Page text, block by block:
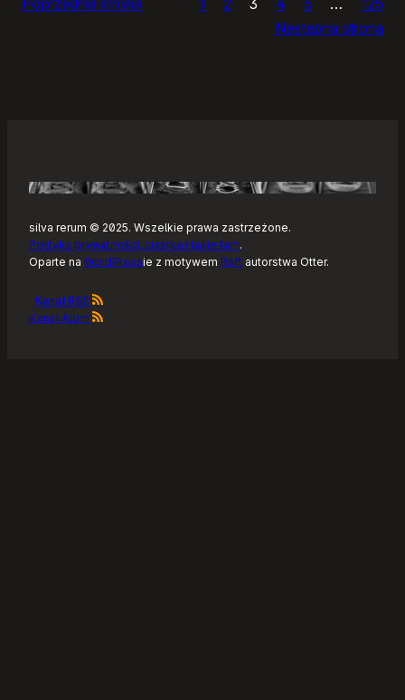
Następna strona
silva rerum © 2025. Wszelkie prawa zastrzeżone.
Polityka prywatności, ciastka i takie tam.
Oparte na WordPressie z motywem Raft autorstwa Otter.
Kanał RSS
Kanał Atom